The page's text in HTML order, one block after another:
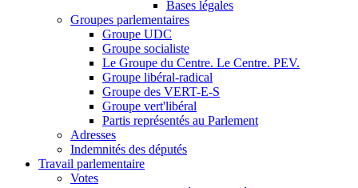
Bases légales
Groupes parlementaires
Groupe UDC
Groupe socialiste
Le Groupe du Centre. Le Centre. PEV.
Groupe libéral-radical
Groupe des VERT-E-S
Groupe vert'libéral
Partis représentés au Parlement
Adresses
Indemnités des députés
Travail parlementaire
Votes